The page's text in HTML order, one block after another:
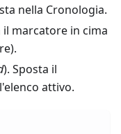
nella Cronologia.
il marcatore in cima
). Sposta il
attivo.